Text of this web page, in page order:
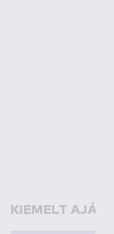
KIEMELT